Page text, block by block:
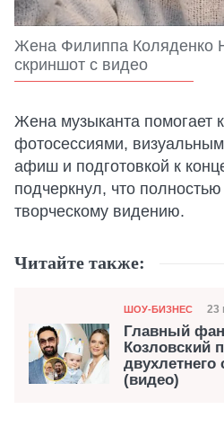
Жена Филиппа Коляденко
скриншот с видео
Жена музыканта помогает
фотосессиями,
афиш и подготовкой к
подчеркнул, что
творческому видению.
Читайте также:
Категория
ШОУ-БИЗНЕС 23
Главный
Козловский
(видео)